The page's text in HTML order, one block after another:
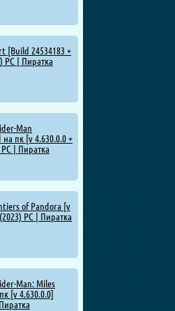
[Build 24534183 +
PC | Пиратка
Man
на пк [v 4.630.0.0 +
| Пиратка
of Pandora [v
PC | Пиратка
Man: Miles
[v 4.630.0.0]